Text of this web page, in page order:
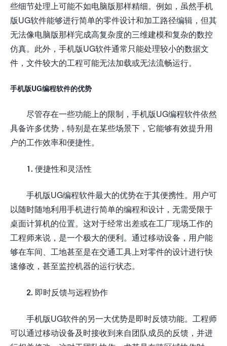
些细节处理上可能不如电脑版那样精细。例如，虽然手机
版UG软件能够进行简单的零件设计和加工路径编辑，但其
无法像电脑版那样完成高复杂度的三维建模和复杂的数控
仿真。此外，手机版UG软件通常只能处理较小的数据文
件，文件较大的工程可能无法加载或无法流畅运行。
手机版UG编程软件的优势
尽管存在一些功能上的限制，手机版UG编程软件依然
具备许多优势，特别是在某些场景下，它能够有效提升用
户的工作效率和便捷性。
1. 便捷性和灵活性
手机版UG编程软件最大的优势在于其便携性。用户可
以随时随地利用手机进行简单的编程和设计，无需受限于
桌面计算机的位置。这对于经常出差或在工厂现场工作的
工程师来说，是一个极大的便利。通过移动设备，用户能
够在车间、工地甚至是在交通工具上对零件的设计进行快
速修改，甚至监控机器的运行状态。
2. 即时反馈与远程协作
手机版UG软件的另一大优势是即时反馈功能。工程师
可以通过移动设备及时接收到来自团队成员的反馈，并进